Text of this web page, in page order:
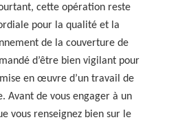
cette opération reste
pour la qualité et la
de la couverture de
d’être bien vigilant pour
en œuvre d’un travail de
Avant de vous engager à un
vous renseignez bien sur le